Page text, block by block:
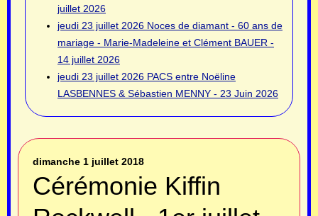
juillet 2026
jeudi 23 juillet 2026 Noces de diamant - 60 ans de
mariage - Marie-Madeleine et Clément BAUER -
14 juillet 2026
jeudi 23 juillet 2026 PACS entre Noëline
LASBENNES & Sébastien MENNY - 23 Juin 2026
dimanche 1 juillet 2018
Cérémonie Kiffin